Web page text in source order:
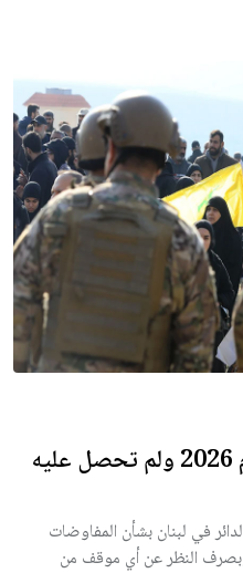
ما أخذته «إسرائيل» في عام 2026 ولم تحصل عليه
في لبنان بشأن المفاوضات
والإطار الثلاثي لعام 2026، وبصرف النظر عن أي موقف من